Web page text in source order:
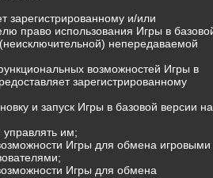
зарегистрированному и/или
право использования Игры в
непередаваемой
возможностей Игры в
зарегистрированному
и запуск Игры в базовой версии на
управлять им;
Игры для обмена игровыми
Игры для обмена